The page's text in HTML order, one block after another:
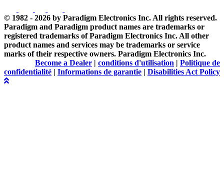
© 1982 - 2026 by Paradigm Electronics Inc. All rights reserved.
Paradigm and Paradigm product names are trademarks or
registered trademarks of Paradigm Electronics Inc. All other
product names and services may be trademarks or service
marks of their respective owners. Paradigm Electronics Inc.
Become a Dealer | conditions d'utilisation | Politique de
confidentialité | Informations de garantie | Disabilities Act Policy